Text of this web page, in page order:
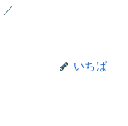
いちば